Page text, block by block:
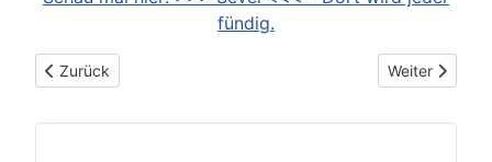
fündig.
Vorheriger Beitrag: Schwacke-Liste
Zurück Nächster
Weiter